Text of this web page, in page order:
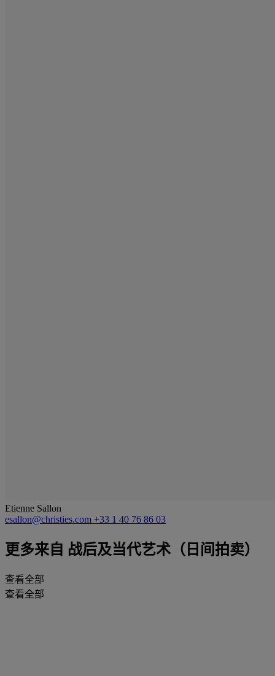
Etienne Sallon
esallon@christies.com +33 1 40 76 86 03
更多来自 战后及当代艺术（日间拍卖）
查看全部
查看全部